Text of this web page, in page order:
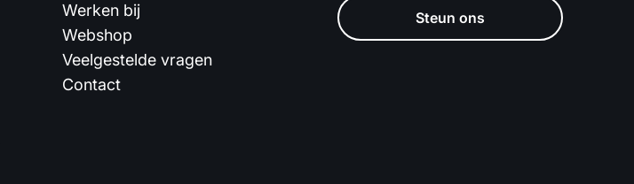
Werken bij
Webshop
Veelgestelde vragen
Contact
Steun ons